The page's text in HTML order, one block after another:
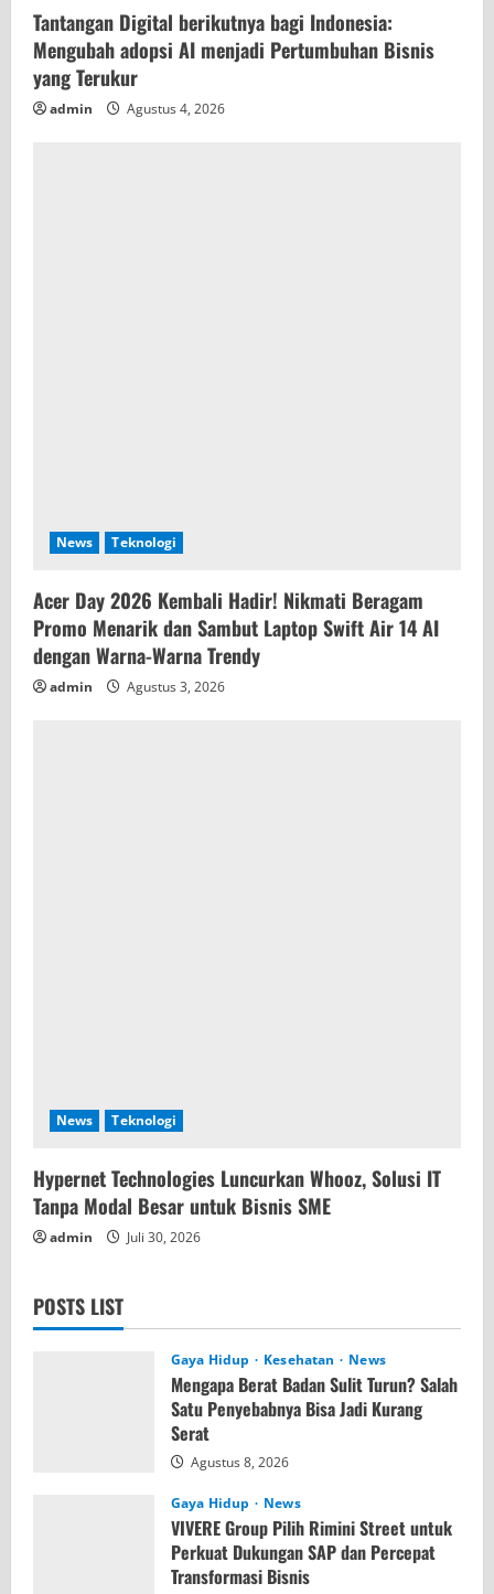
Tantangan Digital berikutnya bagi Indonesia:
Mengubah adopsi AI menjadi Pertumbuhan Bisnis
yang Terukur
admin Agustus 4, 2026
News Teknologi
Acer Day 2026 Kembali Hadir! Nikmati Beragam
Promo Menarik dan Sambut Laptop Swift Air 14 AI
dengan Warna-Warna Trendy
admin Agustus 3, 2026
News Teknologi
Hypernet Technologies Luncurkan Whooz, Solusi IT
Tanpa Modal Besar untuk Bisnis SME
admin Juli 30, 2026
POSTS LIST
Gaya Hidup Kesehatan News
Mengapa Berat Badan Sulit Turun? Salah
Satu Penyebabnya Bisa Jadi Kurang
Serat
Agustus 8, 2026
Gaya Hidup News
VIVERE Group Pilih Rimini Street untuk
Perkuat Dukungan SAP dan Percepat
Transformasi Bisnis